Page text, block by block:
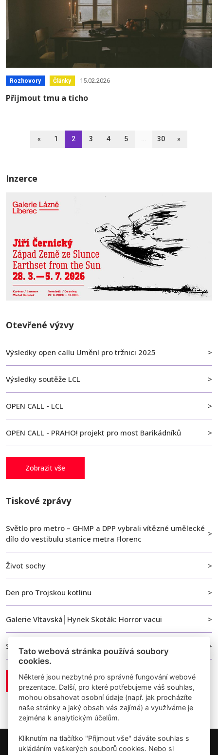
Rozhovory Články 15.02.2026
Přijmout tmu a ticho
« 1 2 3 4 5 … 30 »
Inzerce
Otevřené výzvy
Výsledky open callu Umění pro tržnici 2025
Výsledky soutěže LCL
OPEN CALL - LCL
OPEN CALL - PRAHO! projekt pro most Barikádníků
Zobrazit vše
Tiskové zprávy
Světlo pro metro – GHMP a DPP vybrali vítězné umělecké
dílo do vestibulu stanice metra Florenc
Život sochy
Den pro Trojskou kotlinu
Galerie Vltavská│Hynek Skoták: Horror vacui
Světlo pro metro
Zobrazit vše
Tato webová stránka používá soubory
cookies.
Některé jsou nezbytné pro správné fungování webové
prezentace. Další, pro které potřebujeme váš souhlas,
mohou obsahovat osobní údaje (např. jak procházíte
naše stránky a jaký obsah vás zajímá) a využíváme je
zejména k analytickým účelům.
Kliknutím na tlačítko "Přijmout vše" dáváte souhlas s
ukládáním veškerých souborů cookies. Nebo si